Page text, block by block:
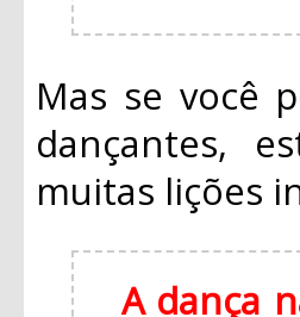
Mas se você
dançantes,
muitas lições
A dança